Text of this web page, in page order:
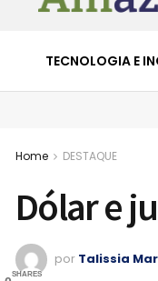
TECNOLOGIA E
Home DESTAQUE
Dólar e
por Talissia
SHARES